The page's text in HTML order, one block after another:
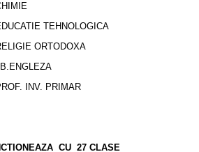
TEHNOLOGICA
ORTODOXA
INV. PRIMAR
CU 27 CLASE